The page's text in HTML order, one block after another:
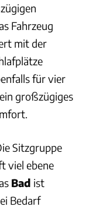
Fahrzeug
mit der
für vier
großzügiges
Sitzgruppe
viel ebene
Bad ist
Bedarf